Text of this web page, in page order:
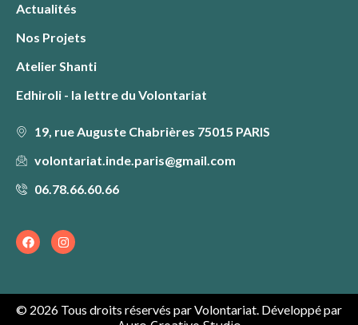
Actualités
Nos Projets
Atelier Shanti
Edhiroli - la lettre du Volontariat
19, rue Auguste Chabrières 75015 PARIS
volontariat.inde.paris@gmail.com
06.78.66.60.66
F
a
c
o
o
k
I
n
s
g
r
a
© 2026 Tous droits réservés par Volontariat. Développé par